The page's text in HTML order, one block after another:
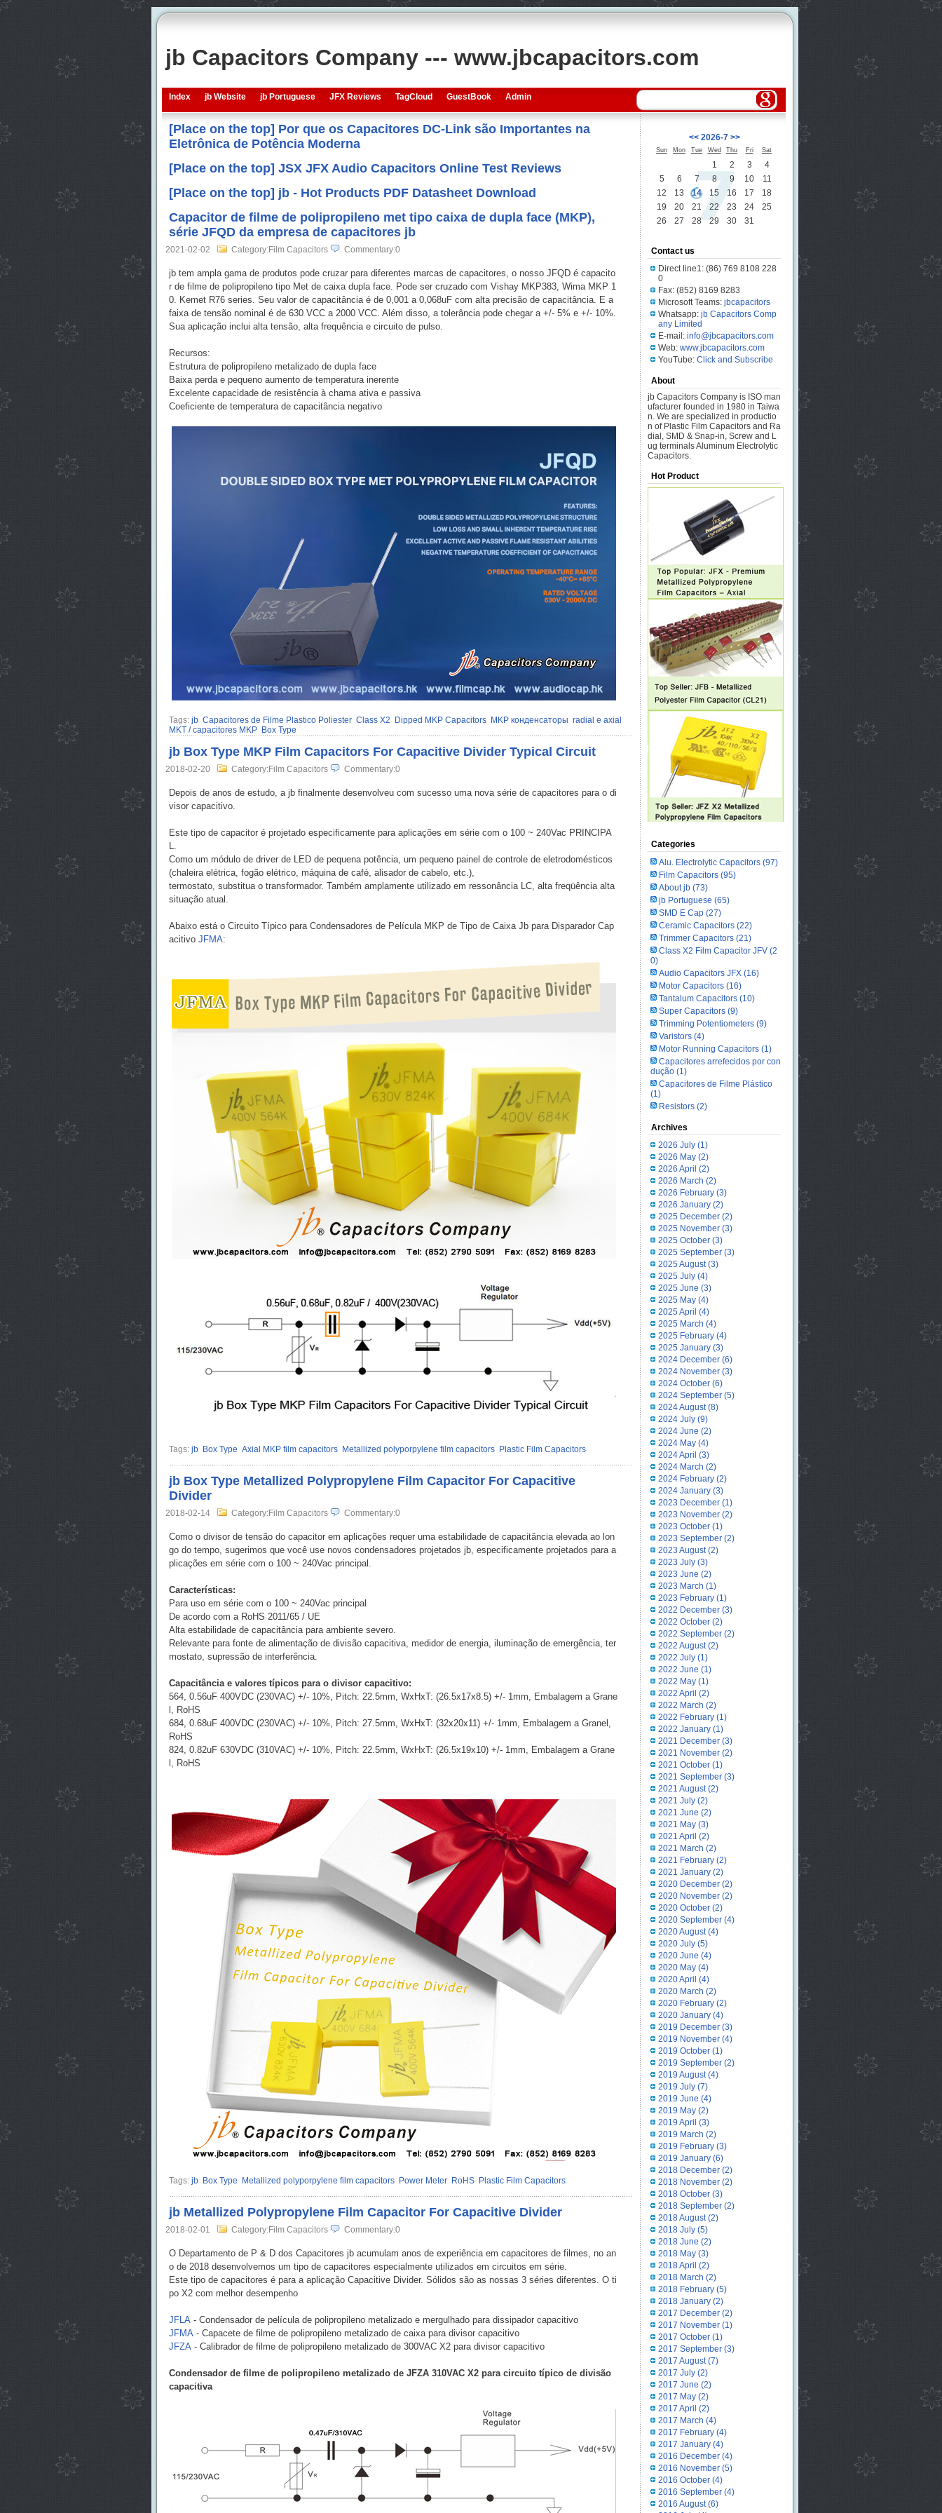
jb Capacitors Company --- www.jbcapacitors.com
Index jb Website jb Portuguese JFX Reviews TagCloud GuestBook Admin
[Place on the top] Por que os Capacitores DC-Link são Importantes na
Eletrônica de Potência Moderna
[Place on the top] JSX JFX Audio Capacitors Online Test Reviews
[Place on the top] jb - Hot Products PDF Datasheet Download
Capacitor de filme de polipropileno met tipo caixa de dupla face (MKP),
série JFQD da empresa de capacitores jb
2021-02-02 Category:Film Capacitors Commentary:0
jb tem ampla gama de produtos pode cruzar para diferentes marcas de capacitores, o nosso JFQD é capacito
r de filme de polipropileno tipo Met de caixa dupla face. Pode ser cruzado com Vishay MKP383, Wima MKP 1
0. Kemet R76 series. Seu valor de capacitância é de 0,001 a 0,068uF com alta precisão de capacitância. E a
faixa de tensão nominal é de 630 VCC a 2000 VCC. Além disso, a tolerância pode chegar a +/- 5% e +/- 10%.
Sua aplicação inclui alta tensão, alta frequência e circuito de pulso.
Recursos:
Estrutura de polipropileno metalizado de dupla face
Baixa perda e pequeno aumento de temperatura inerente
Excelente capacidade de resistência à chama ativa e passiva
Coeficiente de temperatura de capacitância negativo
Tags: jb Capacitores de Filme Plastico Poliester Class X2 Dipped MKP Capacitors MKP конденсаторы radial e axial
MKT / capacitores MKP
Box Type
jb Box Type MKP Film Capacitors For Capacitive Divider Typical Circuit
2018-02-20 Category:Film Capacitors Commentary:0
Depois de anos de estudo, a jb finalmente desenvolveu com sucesso uma nova série de capacitores para o di
visor capacitivo.
Este tipo de capacitor é projetado especificamente para aplicações em série com o 100 ~ 240Vac PRINCIPA
L.
Como um módulo de driver de LED de pequena potência, um pequeno painel de controle de eletrodomésticos
(chaleira elétrica, fogão elétrico, máquina de café, alisador de cabelo, etc.),
termostato, substitua o transformador. Também amplamente utilizado em ressonância LC, alta freqüência alta
situação atual.
Abaixo está o Circuito Típico para Condensadores de Película MKP de Tipo de Caixa Jb para Disparador Cap
acitivo JFMA:
Tags: jb Box Type Axial MKP film capacitors Metallized polyporpylene film capacitors Plastic Film Capacitors
jb Box Type Metallized Polypropylene Film Capacitor For Capacitive
Divider
2018-02-14 Category:Film Capacitors Commentary:0
Como o divisor de tensão do capacitor em aplicações requer uma estabilidade de capacitância elevada ao lon
go do tempo, sugerimos que você use novos condensadores projetados jb, especificamente projetados para a
plicações em série com o 100 ~ 240Vac principal.
Características:
Para uso em série com o 100 ~ 240Vac principal
De acordo com a RoHS 2011/65 / UE
Alta estabilidade de capacitância para ambiente severo.
Relevante para fonte de alimentação de divisão capacitiva, medidor de energia, iluminação de emergência, ter
mostato, supressão de interferência.
Capacitância e valores típicos para o divisor capacitivo:
564, 0.56uF 400VDC (230VAC) +/- 10%, Pitch: 22.5mm, WxHxT: (26.5x17x8.5) +/- 1mm, Embalagem a Grane
l, RoHS
684, 0.68uF 400VDC (230VAC) +/- 10%, Pitch: 27.5mm, WxHxT: (32x20x11) +/- 1mm, Embalagem a Granel,
RoHS
824, 0.82uF 630VDC (310VAC) +/- 10%, Pitch: 22.5mm, WxHxT: (26.5x19x10) +/- 1mm, Embalagem a Grane
l, RoHS
Tags: jb Box Type Metallized polyporpylene film capacitors Power Meter RoHS Plastic Film Capacitors
jb Metallized Polypropylene Film Capacitor For Capacitive Divider
2018-02-01 Category:Film Capacitors Commentary:0
O Departamento de P & D dos Capacitores jb acumulam anos de experiência em capacitores de filmes, no an
o de 2018 desenvolvemos um tipo de capacitores especialmente utilizados em circuitos em série.
Este tipo de capacitores é para a aplicação Capacitive Divider. Sólidos são as nossas 3 séries diferentes. O ti
po X2 com melhor desempenho
JFLA- Condensador de película de polipropileno metalizado e mergulhado para dissipador capacitivo
JFMA- Capacete de filme de polipropileno metalizado de caixa para divisor capacitivo
JFZA- Calibrador de filme de polipropileno metalizado de 300VAC X2 para divisor capacitivo
Condensador de filme de polipropileno metalizado de JFZA 310VAC X2 para circuito típico de divisão
capacitiva
<< 2026-7 >>
Sun Mon Tue Wed Thu Fri Sat
1 2 3
4
5
6 7 8 9 10
11
12
13 14 15 16 17
18
19
20 21 22 23 24
25
26
27 28 29 30 31
Contact us
Direct line1: (86) 769 8108 228
0
Fax: (852) 8169 8283
Microsoft Teams: jbcapacitors
Whatsapp: jb Capacitors Comp
any Limited
E-mail: info@jbcapacitors.com
Web: www.jbcapacitors.com
YouTube: Click and Subscribe
About
jb Capacitors Company is ISO man
ufacturer founded in 1980 in Taiwa
n. We are specialized in productio
n of Plastic Film Capacitors and Ra
dial, SMD & Snap-in, Screw and L
ug terminals Aluminum Electrolytic
Capacitors.
Hot Product
Categories
Alu. Electrolytic Capacitors(97)
Film Capacitors(95)
About jb(73)
jb Portuguese (65)
SMD E Cap(27)
Ceramic Capacitors(22)
Trimmer Capacitors(21)
Class X2 Film Capacitor JFV(2
0)
Audio Capacitors JFX(16)
Motor Capacitors (16)
Tantalum Capacitors(10)
Super Capacitors(9)
Trimming Potentiometers(9)
Varistors(4)
Motor Running Capacitors(1)
Capacitores arrefecidos por con
dução(1)
Capacitores de Filme Plástico
(1)
Resistors(2)
Archives
2026 July(1)
2026 May(2)
2026 April (2)
2026 March (2)
2026 February(3)
2026 January(2)
2025 December(2)
2025 November(3)
2025 October(3)
2025 September(3)
2025 August(3)
2025 July(4)
2025 June (3)
2025 May(4)
2025 April (4)
2025 March (4)
2025 February(4)
2025 January(3)
2024 December(6)
2024 November(3)
2024 October(6)
2024 September(5)
2024 August(8)
2024 July(9)
2024 June (2)
2024 May(4)
2024 April (3)
2024 March (2)
2024 February(2)
2024 January(3)
2023 December(1)
2023 November(2)
2023 October(1)
2023 September(2)
2023 August(2)
2023 July(3)
2023 June (2)
2023 March (1)
2023 February(1)
2022 December(3)
2022 October(2)
2022 September(2)
2022 August(2)
2022 July(1)
2022 June (1)
2022 May(1)
2022 April (2)
2022 March (2)
2022 February(1)
2022 January(1)
2021 December(3)
2021 November(2)
2021 October(1)
2021 September(3)
2021 August(2)
2021 July(2)
2021 June (2)
2021 May(3)
2021 April (2)
2021 March (2)
2021 February(2)
2021 January(2)
2020 December(2)
2020 November(2)
2020 October(2)
2020 September(4)
2020 August(4)
2020 July(5)
2020 June (4)
2020 May(4)
2020 April (4)
2020 March (2)
2020 February(2)
2020 January(4)
2019 December(3)
2019 November(4)
2019 October(1)
2019 September(2)
2019 August(4)
2019 July(7)
2019 June (4)
2019 May(2)
2019 April (3)
2019 March (2)
2019 February(3)
2019 January(6)
2018 December(2)
2018 November(2)
2018 October(3)
2018 September(2)
2018 August(2)
2018 July(5)
2018 June (2)
2018 May(3)
2018 April (2)
2018 March (2)
2018 February(5)
2018 January(2)
2017 December(2)
2017 November(1)
2017 October(1)
2017 September(3)
2017 August(7)
2017 July(2)
2017 June (2)
2017 May(2)
2017 April (2)
2017 March (4)
2017 February(4)
2017 January(4)
2016 December(4)
2016 November(5)
2016 October(4)
2016 September(4)
2016 August(6)